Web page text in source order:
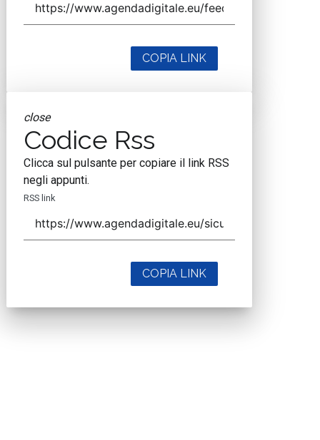
COPIA LINK
close
Codice Rss
Clicca sul pulsante per copiare il link RSS
negli appunti.
RSS link
COPIA LINK